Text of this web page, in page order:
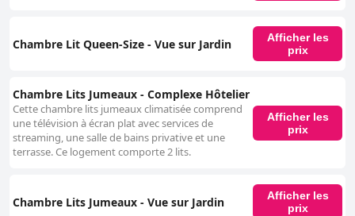
Chambre Lit Queen-Size - Vue sur Jardin
Afficher les
prix
Chambre Lits Jumeaux - Complexe Hôtelier
Cette chambre lits jumeaux climatisée comprend
une télévision à écran plat avec services de
streaming, une salle de bains privative et une
terrasse. Ce logement comporte 2 lits.
Afficher les
prix
Chambre Lits Jumeaux - Vue sur Jardin
Afficher les
prix